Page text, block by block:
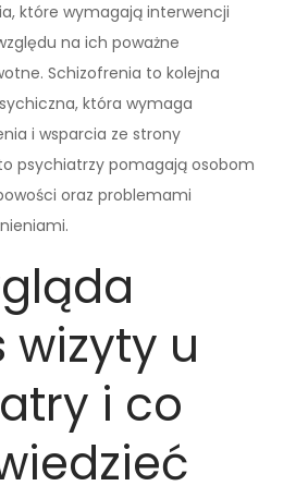
które wymagają interwencji
na ich poważne
Schizofrenia to kolejna
która wymaga
i wsparcia ze strony
psychiatrzy pomagają osobom
oraz problemami
wizyty u
i co